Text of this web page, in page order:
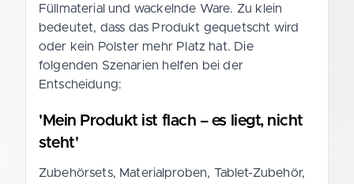
Füllmaterial und wackelnde Ware. Zu klein
bedeutet, dass das Produkt gequetscht wird
oder kein Polster mehr Platz hat. Die
folgenden Szenarien helfen bei der
Entscheidung:
'Mein Produkt ist flach – es liegt, nicht
steht'
Zubehörsets, Materialproben, Tablet-Zubehör,